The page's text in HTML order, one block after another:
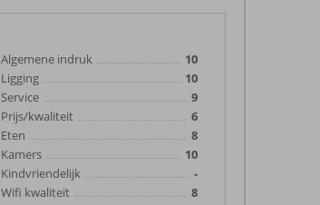
Algemene indruk
10
Ligging
10
Service
9
Prijs/kwaliteit
6
Eten
8
Kamers
10
Kindvriendelijk
-
Wifi kwaliteit
8